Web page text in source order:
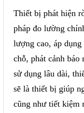
Thiết bị phát hiện
pháp đo lường
lượng cao, áp
chỗ, phát cảnh
sử dụng lâu dài,
sẽ là thiết bị giúp
cũng như tiết kiệm